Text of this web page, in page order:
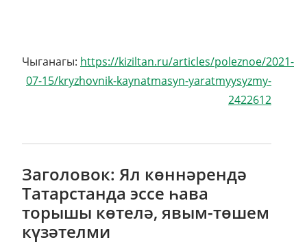
Чыганагы: https://kiziltan.ru/articles/poleznoe/2021-
07-15/kryzhovnik-kaynatmasyn-yaratmyysyzmy-
2422612
Заголовок: Ял көннәрендә
Татарстанда эссе һава
торышы көтелә, явым-төшем
күзәтелми